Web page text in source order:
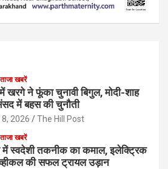
ताजा खबरें
में खरगे ने फूंका चुनावी बिगुल, मोदी-शाह
में बहस की चुनौती
2026 The Hill Post
ताजा खबरें
में स्वदेशी तकनीक का कमाल, इलेक्ट्रिक
की सफल ट्रायल उड़ान